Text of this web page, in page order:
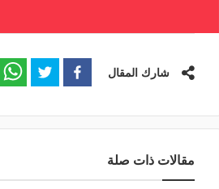
شارك المقال
مقالات ذات صلة